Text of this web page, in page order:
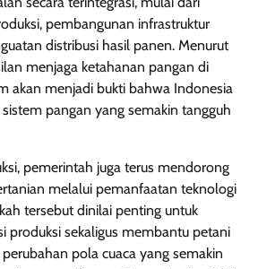
pembangunan infrastruktur
distribusi hasil panen. Menurut
menjaga ketahanan pangan di
akan menjadi bukti bahwa Indonesia
pangan yang semakin tangguh
pemerintah juga terus mendorong
melalui pemanfaatan teknologi
tersebut dinilai penting untuk
produksi sekaligus membantu petani
pola cuaca yang semakin